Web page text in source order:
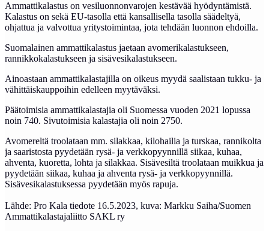
Ammattikalastus on vesiluonnonvarojen kestävää hyödyntämistä.
Kalastus on sekä EU-tasolla että kansallisella tasolla säädeltyä,
ohjattua ja valvottua yritystoimintaa, jota tehdään luonnon ehdoilla.
Suomalainen ammattikalastus jaetaan avomerikalastukseen,
rannikkokalastukseen ja sisävesikalastukseen.
Ainoastaan ammattikalastajilla on oikeus myydä saalistaan tukku- ja
vähittäiskauppoihin edelleen myytäväksi.
Päätoimisia ammattikalastajia oli Suomessa vuoden 2021 lopussa
noin 740. Sivutoimisia kalastajia oli noin 2750.
Avomereltä troolataan mm. silakkaa, kilohailia ja turskaa, rannikolta
ja saaristosta pyydetään rysä- ja verkkopyynnillä siikaa, kuhaa,
ahventa, kuoretta, lohta ja silakkaa. Sisävesiltä troolataan muikkua ja
pyydetään siikaa, kuhaa ja ahventa rysä- ja verkkopyynnillä.
Sisävesikalastuksessa pyydetään myös rapuja.
Lähde: Pro Kala tiedote 16.5.2023, kuva: Markku Saiha/Suomen
Ammattikalastajaliitto SAKL ry